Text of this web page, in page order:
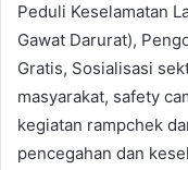
Peduli Keselamatan
Gawat Darurat),
Gratis, Sosialisasi
masyarakat, safety
kegiatan rampchek
pencegahan dan